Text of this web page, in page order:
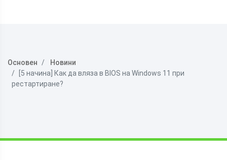
Основен
Новини
[5 начина] Как да вляза в BIOS на Windows 11 при
рестартиране?